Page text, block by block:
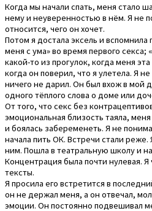
Когда мы начали спать, меня стало
нему и неуверенностью в нём. Я не
относится, чего он хочет.
Потом я достала эксель и
меня с ума» во время первого секса;
какой-то из прогулок, когда меня
когда он поверил, что я улетела. Я
ничего не дарил. Он был вхож в мой
одного тёплого слова о доме или
От того, что секс без
эмоциональная близость таяла,
и боялась забеременеть. Я не
начала пить ОК. Встречи стали реже.
ним. Пошла в театральную школу и
Концентрация была почти нулевая.
тексты.
Я просила его встретится в
он не держал меня, а он отвечал,
эмоции. Он постоянно подвешивал